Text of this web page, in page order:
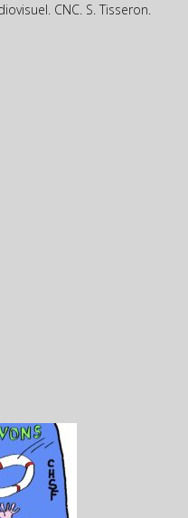
CNC. S. Tisseron.